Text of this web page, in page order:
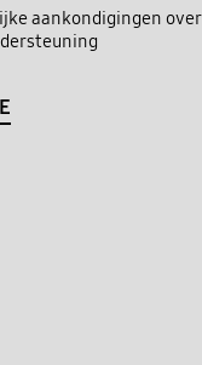
aankondigingen over